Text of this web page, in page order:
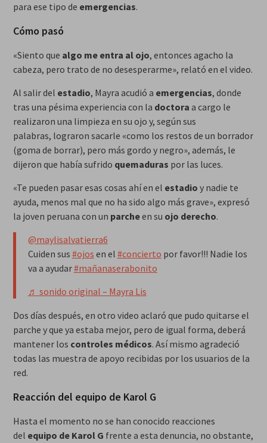
para ese tipo de emergencias.
Cómo pasó
«Siento que algo me entra al ojo, entonces agacho la
cabeza, pero trato de no desesperarme», relató en el video.
Al salir del estadio, Mayra acudió a emergencias, donde
tras una pésima experiencia con la doctora a cargo le
realizaron una limpieza en su ojo y, según sus
palabras, lograron sacarle «como los restos de un borrador
(goma de borrar), pero más gordo y negro», además, le
dijeron que había sufrido quemaduras por las luces.
«Te pueden pasar esas cosas ahí en el estadio y nadie te
ayuda, menos mal que no ha sido algo más grave», expresó
la joven peruana con un parcheen su ojo derecho.
@maylisalvatierra6
Cuiden sus #ojos en el #concierto por favor!!! Nadie los
va a ayudar#mañanaserabonito
♬ sonido original – Mayra Lis
Dos días después, en otro video aclaró que pudo quitarse el
parche y que ya estaba mejor, pero de igual forma, deberá
mantener los controles médicos. Así mismo agradeció
todas las muestra de apoyo recibidas por los usuarios de la
red.
Reacción del equipo de Karol G
Hasta el momento no se han conocido reacciones
del equipo de Karol G frente a esta denuncia, no obstante,